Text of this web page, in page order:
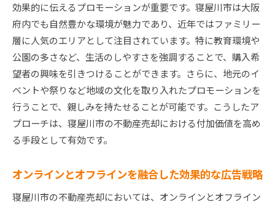
効果的に伝えるプロモーションが重要です。寝屋川市は大阪
府内でも自然豊かな環境が魅力であり、近年ではファミリー
層に人気のエリアとして注目されています。特に教育環境や
公園の多さなど、生活のしやすさを強調することで、購入希
望者の興味を引きつけることができます。さらに、地元のイ
ベントや祭りなど地域の文化を取り入れたプロモーションを
行うことで、親しみを持たせることが可能です。こうしたア
プローチは、寝屋川市の不動産売却における付加価値を高め
る手段として有効です。
オンラインとオフラインを融合した効果的な広告戦略
寝屋川市の不動産売却においては、オンラインとオフライン